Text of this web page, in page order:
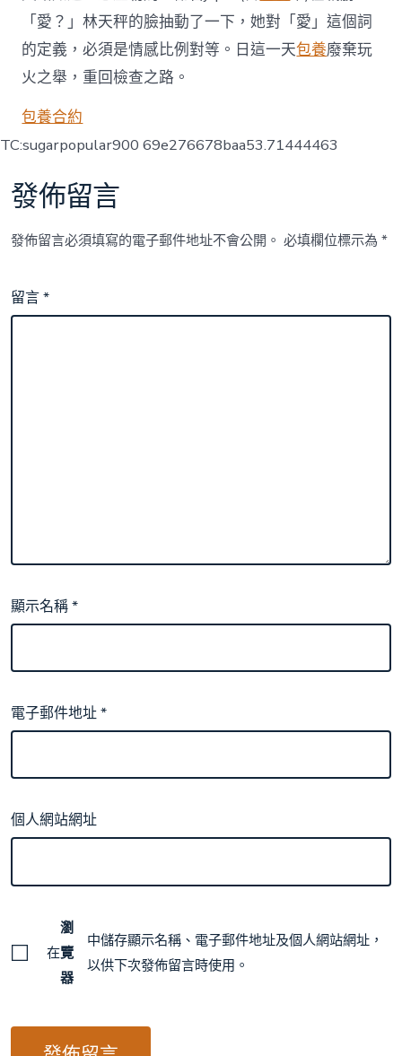
「愛？」林天秤的臉抽動了一下，她對「愛」這個詞
的定義，必須是情感比例對等。日這一天包養廢棄玩
火之舉，重回檢查之路。
包養合約
TC:sugarpopular900 69e276678baa53.71444463
發佈留言
發佈留言必須填寫的電子郵件地址不會公開。 必填欄位標示為*
留言*
顯示名稱*
電子郵件地址*
個人網站網址
在
瀏
覽
器
中儲存顯示名稱、電子郵件地址及個人網站網址，
以供下次發佈留言時使用。